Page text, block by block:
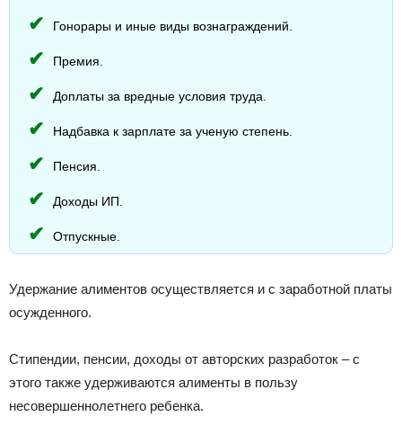
Гонорары и иные виды вознаграждений.
Премия.
Доплаты за вредные условия труда.
Надбавка к зарплате за ученую степень.
Пенсия.
Доходы ИП.
Отпускные.
Удержание алиментов осуществляется и с заработной платы
осужденного.
Стипендии, пенсии, доходы от авторских разработок – с
этого также удерживаются алименты в пользу
несовершеннолетнего ребенка.